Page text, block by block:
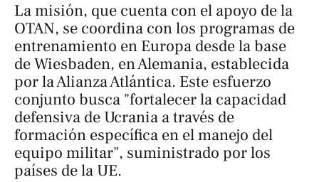
La misión, que cuenta con el apoyo de la
OTAN, se coordina con los programas de
entrenamiento en Europa desde la base
de Wiesbaden, en Alemania, establecida
por la Alianza Atlántica. Este esfuerzo
conjunto busca "fortalecer la capacidad
defensiva de Ucrania a través de
formación específica en el manejo del
equipo militar", suministrado por los
países de la UE.